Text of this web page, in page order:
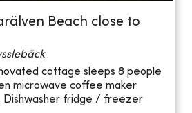
Beach close to
cottage sleeps 8 people
microwave coffee maker
fridge / freezer